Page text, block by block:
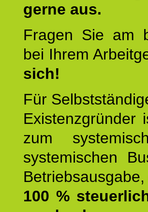
gerne aus.
Fragen Sie am
bei Ihrem
sich!
Für
Existenzgründer
zum
systemischen
100 %